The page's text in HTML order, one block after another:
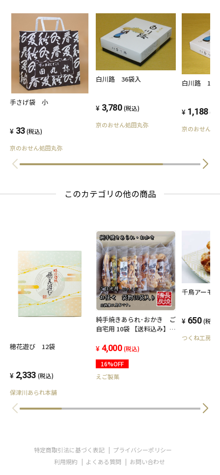
手さげ袋 小
33 (税込)
京のおせん処田丸弥
白川路 36袋入
3,780 (税込)
京のおせん処田丸弥
白川路 12
1,188 (税
京のおせん処
このカテゴリの他の商品
穂花遊び 12袋
2,333 (税込)
保津川あられ本舗
純手焼きあられ･おかき ご
自宅用 10袋 【送料込み】
4,000 (税込)
16%OFF
えご製菓
千鳥アーモ
650 (税込)
つくね工房や
特定商取引法に基づく表記
プライバシーポリシー
利用規約
よくある質問 お問い合わせ